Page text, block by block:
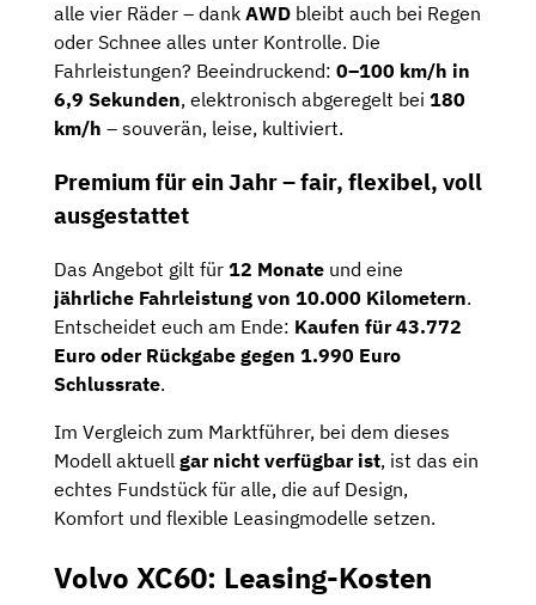
alle vier Räder – dank AWD bleibt auch bei Regen
oder Schnee alles unter Kontrolle. Die
Fahrleistungen? Beeindruckend: 0–100 km/h in
6,9 Sekunden, elektronisch abgeregelt bei 180
km/h – souverän, leise, kultiviert.
Premium für ein Jahr – fair, flexibel, voll
ausgestattet
Das Angebot gilt für 12 Monate und eine
jährliche Fahrleistung von 10.000 Kilometern.
Entscheidet euch am Ende: Kaufen für 43.772
Euro oder Rückgabe gegen 1.990 Euro
Schlussrate.
Im Vergleich zum Marktführer, bei dem dieses
Modell aktuell gar nicht verfügbar ist, ist das ein
echtes Fundstück für alle, die auf Design,
Komfort und flexible Leasingmodelle setzen.
Volvo XC60: Leasing-Kosten